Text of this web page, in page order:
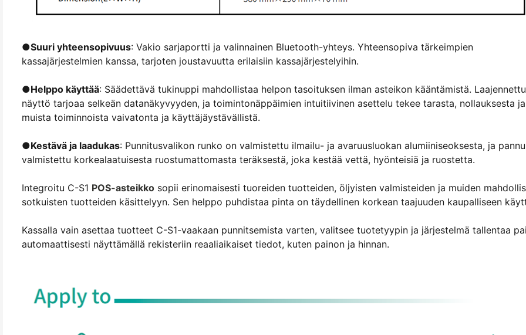
●Suuri yhteensopivuus: Vakio sarjaportti ja valinnainen Bluetooth-yhteys. Yhteensopiva tärkeimpien
kassajärjestelmien kanssa, tarjoten joustavuutta erilaisiin kassajärjestelyihin.
●Helppo käyttää: Säädettävä tukinuppi mahdollistaa helpon tasoituksen ilman asteikon kääntämistä. Laajennettu
näyttö tarjoaa selkeän datanäkyvyyden, ja toimintonäppäimien intuitiivinen asettelu tekee tarasta, nollauksesta ja
muista toiminnoista vaivatonta ja käyttäjäystävällistä.
●Kestävä ja laadukas: Punnitusvalikon runko on valmistettu ilmailu- ja avaruusluokan alumiiniseoksesta, ja
valmistettu korkealaatuisesta ruostumattomasta teräksestä, joka kestää vettä, hyönteisiä ja ruostetta.
Integroitu C-S1 POS-asteikko sopii erinomaisesti tuoreiden tuotteiden, öljyisten valmisteiden ja muiden
sotkuisten tuotteiden käsittelyyn. Sen helppo puhdistaa pinta on täydellinen korkean taajuuden kaupalliseen
Kassalla vain asettaa tuotteet C-S1-vaakaan punnitsemista varten, valitsee tuotetyypin ja järjestelmä tallentaa
automaattisesti näyttämällä rekisteriin reaaliaikaiset tiedot, kuten painon ja hinnan.